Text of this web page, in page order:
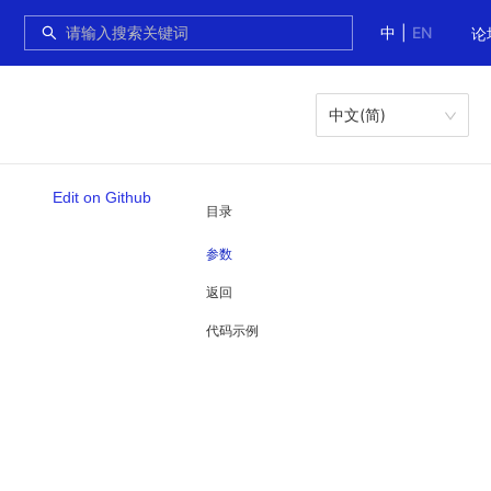
中 EN 论
中文(简)
目录
参数
返回
代码示例
Edit on Github